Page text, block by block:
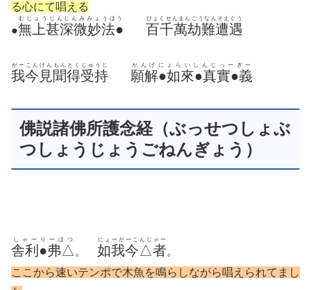
る心にて唱える
●無上甚深微妙法●
むじょうじんじんみみょうほう
百千萬劫難遭遇
ひょくせんまんごうなんそえぐう
我今見聞得受持
がーこんけんもんとくじゅうじ
願解●如來●真實●義
がんげにょらいしんじっーぎー
佛説諸佛所護念経（ぶっせつしょぶ
つしょうじょうごねんぎょう）
舎利●弗△
しゃーりーほつ
。 如我今△者
にょーがーこんじゃー
。
ここから速いテンポで木魚を鳴らしながら唱えられてまし